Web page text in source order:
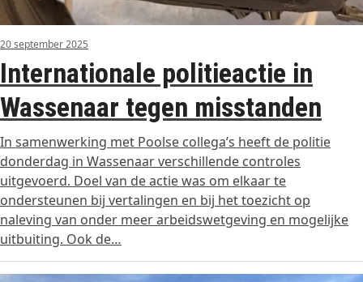
20 september 2025
Internationale politieactie in
Wassenaar tegen misstanden
In samenwerking met Poolse collega’s heeft de politie
donderdag in Wassenaar verschillende controles
uitgevoerd. Doel van de actie was om elkaar te
ondersteunen bij vertalingen en bij het toezicht op
naleving van onder meer arbeidswetgeving en mogelijke
uitbuiting. Ook de…